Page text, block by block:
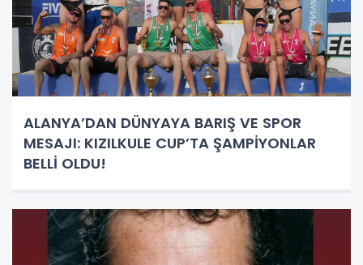
ALANYA’DAN DÜNYAYA BARIŞ VE SPOR
MESAJI: KIZILKULE CUP’TA ŞAMPİYONLAR
BELLİ OLDU!